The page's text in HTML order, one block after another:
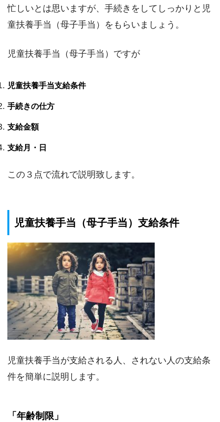
忙しいとは思いますが、手続きをしてしっかりと児
童扶養手当（母子手当）をもらいましょう。
児童扶養手当（母子手当）ですが
児童扶養手当支給条件
手続きの仕方
支給金額
支給月・日
この３点で流れで説明致します。
児童扶養手当（母子手当）支給条件
児童扶養手当が支給される人、されない人の支給条
件を簡単に説明します。
「年齢制限」